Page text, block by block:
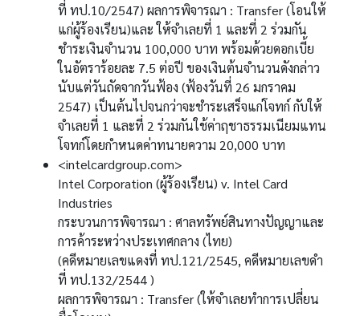
ที่ ทป.10/2547) ผลการพิจารณา : Transfer (โอนให้
แก่ผู้ร้องเรียน)และ ให้จำเลยที่ 1 และที่ 2 ร่วมกัน
ชำระเงินจำนวน 100,000 บาท พร้อมด้วยดอกเบี้ย
ในอัตราร้อยละ 7.5 ต่อปี ของเงินต้นจำนวนดังกล่าว
นับแต่วันถัดจากวันฟ้อง (ฟ้องวันที่ 26 มกราคม
2547) เป็นต้นไปจนกว่าจะชำระเสร็จแก่โจทก์ กับให้
จำเลยที่ 1 และที่ 2 ร่วมกันใช้ค่าฤชาธรรมเนียมแทน
โจทก์โดยกำหนดค่าทนายความ 20,000 บาท
<intelcardgroup.com>
Intel Corporation (ผู้ร้องเรียน) v. Intel Card
Industries
กระบวนการพิจารณา : ศาลทรัพย์สินทางปัญญาและ
การค้าระหว่างประเทศกลาง (ไทย)
(คดีหมายเลขแดงที่ ทป.121/2545, คดีหมายเลขดำ
ที่ ทป.132/2544 )
ผลการพิจารณา : Transfer (ให้จำเลยทำการเปลี่ยน